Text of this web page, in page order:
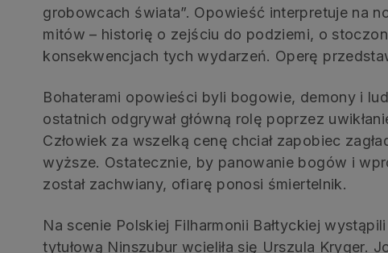
grobowcach świata”. Opowieść interpretuje na
mitów – historię o zejściu do podziemi, o
konsekwencjach tych wydarzeń. Operę
Bohaterami opowieści byli bogowie, demony i
ostatnich odgrywał główną rolę poprzez
Człowiek za wszelką cenę chciał zapobiec
wyższe. Ostatecznie, by panowanie bogów i
został zachwiany, ofiarę ponosi śmiertelnik.
Na scenie Polskiej Filharmonii Bałtyckiej
tytułową Ninszubur wcieliła się Urszula Kryger.